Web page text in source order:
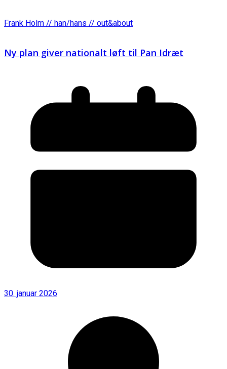
Frank Holm // han/hans // out&about
Ny plan giver nationalt løft til Pan Idræt
30. januar 2026